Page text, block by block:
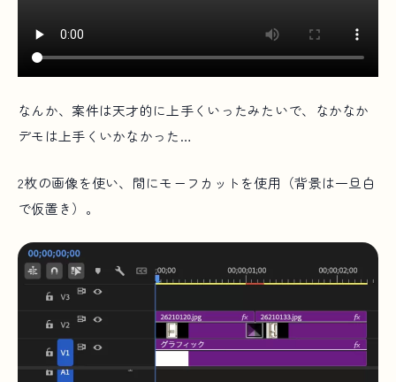
なんか、案件は天才的に上手くいったみたいで、なかなか
デモは上手くいかなかった…
2枚の画像を使い、間にモーフカットを使用（背景は一旦白
で仮置き）。